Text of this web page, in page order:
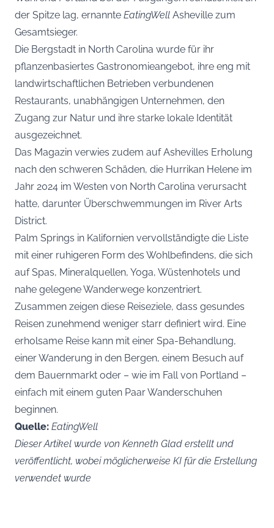
der Spitze lag, ernannte EatingWell Asheville zum
Gesamtsieger.
Die Bergstadt in North Carolina wurde für ihr
pflanzenbasiertes Gastronomieangebot, ihre eng mit
landwirtschaftlichen Betrieben verbundenen
Restaurants, unabhängigen Unternehmen, den
Zugang zur Natur und ihre starke lokale Identität
ausgezeichnet.
Das Magazin verwies zudem auf Ashevilles Erholung
nach den schweren Schäden, die Hurrikan Helene im
Jahr 2024 im Westen von North Carolina verursacht
hatte, darunter Überschwemmungen im River Arts
District.
Palm Springs in Kalifornien vervollständigte die Liste
mit einer ruhigeren Form des Wohlbefindens, die sich
auf Spas, Mineralquellen, Yoga, Wüstenhotels und
nahe gelegene Wanderwege konzentriert.
Zusammen zeigen diese Reiseziele, dass gesundes
Reisen zunehmend weniger starr definiert wird. Eine
erholsame Reise kann mit einer Spa-Behandlung,
einer Wanderung in den Bergen, einem Besuch auf
dem Bauernmarkt oder – wie im Fall von Portland –
einfach mit einem guten Paar Wanderschuhen
beginnen.
Quelle: EatingWell
Dieser Artikel wurde von Kenneth Glad erstellt und
veröffentlicht, wobei möglicherweise KI für die Erstellung
verwendet wurde